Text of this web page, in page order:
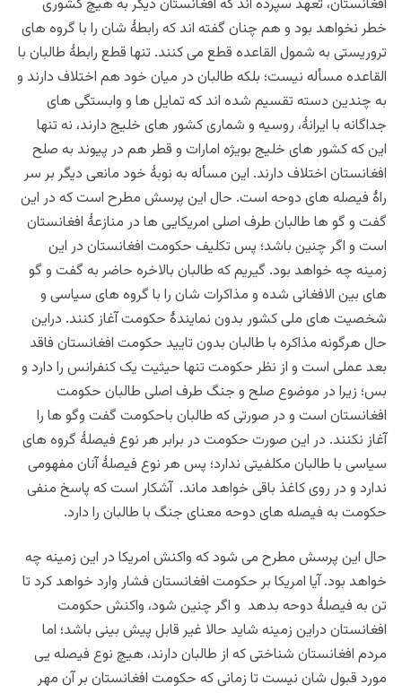
افغانستان، تعهد سپرده اند که افغانستان دیگر به هیچ کشوری
خطر نخواهد بود و هم چنان گفته اند که رابطۀ شان را با گروه های
تروریستی به شمول القاعده قطع می کنند. تنها قطع رابطۀ طالبان با
القاعده مسأله نیست؛ بلکه طالبان در میان خود هم اختلاف دارند و
به چندین دسته تقسیم شده اند که تمایل ها و وابستگی های
جداگانه با ایرانۀ، روسیه و شماری کشور های خلیج دارند، نه تنها
این که کشور های خلیج بویژه امارات و قطر هم در پیوند به صلح
افغانستان اختلاف دارند. این مسأله به نوبۀ خود مانعی دیگر بر سر
راۀ فیصله های دوحه است. حال این پرسش مطرح است که در این
گفت و گو ها طالبان طرف اصلی امریکایی ها در منازعۀ افغانستان
است و اگر چنین باشد؛ پس تکلیف حکومت افغانستان در این
زمینه چه خواهد بود. گیریم که طالبان بالاخره حاضر به گفت و گو
های بین الافغانی شده و مذاکرات شان را با گروه های سیاسی و
شخصیت های ملی کشور بدون نمایندۀ حکومت آغاز کنند. دراین
حال هرگونه مذاکره با طالبان بدون تایید حکومت افغانستان فاقد
بعد عملی است و از نظر حکومت تنها حیثیت یک کنفرانس را دارد و
بس؛ زیرا در موضوع صلح و جنگ طرف اصلی طالبان حکومت
افغانستان است و در صورتی که طالبان باحکومت گفت وگو ها را
آغاز نکنند. در این صورت حکومت در برابر هر نوع فیصلۀ گروه های
سیاسی با طالبان مکلفیتی ندارد؛ پس هر نوع فیصلۀ آنان مفهومی
ندارد و در روی کاغذ باقی خواهد ماند. آشکار است که پاسخ منفی
حکومت به فیصله های دوحه معنای جنگ با طالبان را دارد.
حال این پرسش مطرح می شود که واکنش امریکا در این زمینه چه
خواهد بود. آیا امریکا بر حکومت افغانستان فشار وارد خواهد کرد تا
تن به فیصلۀ دوحه بدهد و اگر چنین شود، واکنش حکومت
افغانستان دراین زمینه شاید حالا غیر قابل پیش بینی باشد؛ اما
مردم افغانستان شناختی که از طالبان دارند، هیچ نوع فیصله یی
مورد قبول شان نیست تا زمانی که حکومت افغانستان بر آن مهر